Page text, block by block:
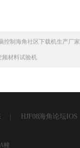
控制海角社区下载机生产厂家
频材料试验机
HJF08海角论坛IOS
幢